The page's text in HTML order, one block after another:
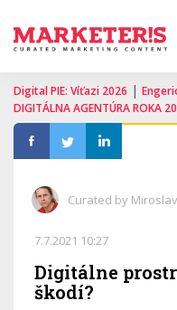
Digital PIE: Víťazi 2026 |
DIGITÁLNA AGENTÚRA ROKA
Curated by
7.7.2021 10:27
Digitálne
škodí?